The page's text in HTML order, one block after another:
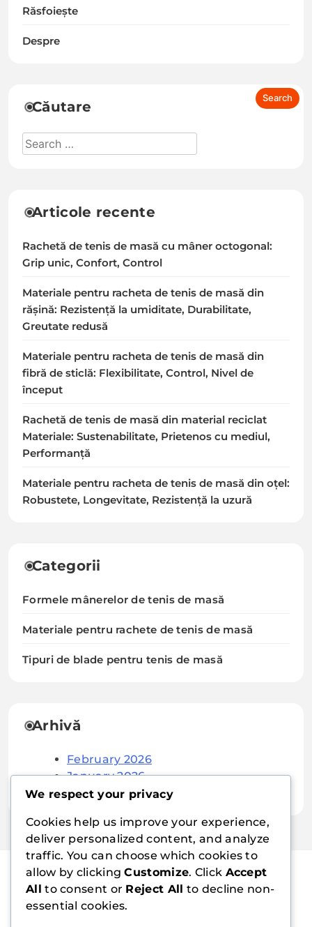
Răsfoiește
Despre
Căutare
Articole recente
Rachetă de tenis de masă cu mâner octogonal:
Grip unic, Confort, Control
Materiale pentru racheta de tenis de masă din
rășină: Rezistență la umiditate, Durabilitate,
Greutate redusă
Materiale pentru racheta de tenis de masă din
fibră de sticlă: Flexibilitate, Control, Nivel de
început
Rachetă de tenis de masă din material reciclat
Materiale: Sustenabilitate, Prietenos cu mediul,
Performanță
Materiale pentru racheta de tenis de masă din oțel:
Robustete, Longevitate, Rezistență la uzură
Categorii
Formele mânerelor de tenis de masă
Materiale pentru rachete de tenis de masă
Tipuri de blade pentru tenis de masă
Arhivă
February 2026
January 2026
cloudclimbing.ro
We respect your privacy
Cookies help us improve your experience,
deliver personalized content, and analyze
traffic. You can choose which cookies to
allow by clickingCustomize. Click Accept
All to consent or Reject All to decline non-
essential cookies.